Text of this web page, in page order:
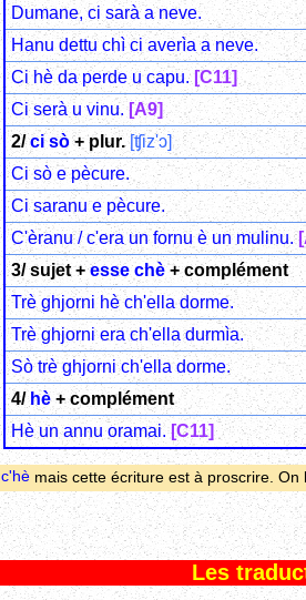
Dumane, ci sarà a neve.
Hanu dettu chì ci averìa a neve.
Ci hè da perde u capu. [C11]
Ci serà u vinu. [A9]
2/ci sò+ plur. [ʧiz'ɔ]
Ci sò e pècure.
Ci saranu e pècure.
C'èranu / c'era un fornu è un mulinu.
3/ sujet +esse chè+ complément
Trè ghjorni hè ch'ella dorme.
Trè ghjorni era ch'ella durmìa.
Sò trè ghjorni ch'ella dorme.
4/ hè + complément
Hè un annu oramai. [C11]
c'hè mais cette écriture est à proscrire.
Les